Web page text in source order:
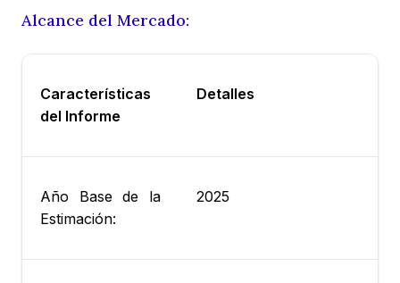
Alcance del Mercado:
Características
del Informe
Detalles
Año Base de la
Estimación:
2025